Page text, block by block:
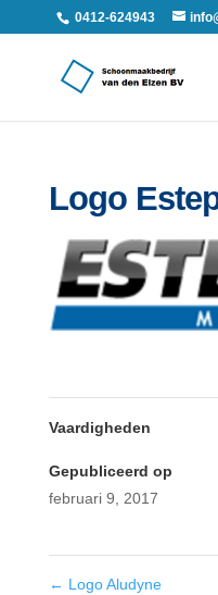
0412-624943
Logo
Vaardigheden
Gepubliceerd op
februari 9, 2017
← Logo Aludyne